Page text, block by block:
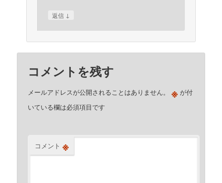
返信 ↓
コメントを残す
メールアドレスが公開されることはありません。 ※ が付
いている欄は必須項目です
コメント ※